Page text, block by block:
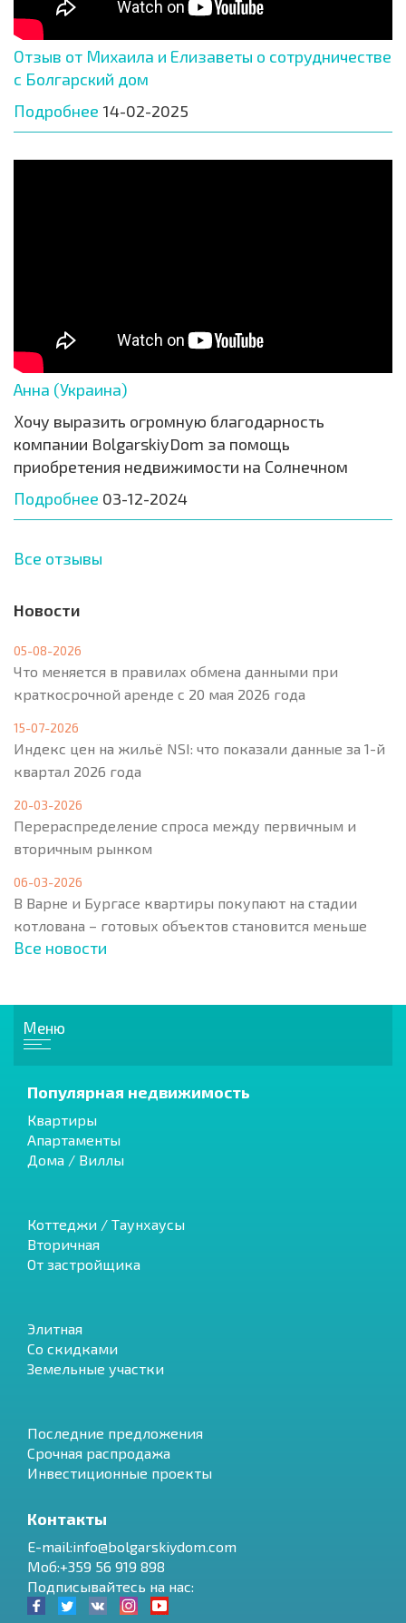
Отзыв от Михаила и Елизаветы о сотрудничестве
с Болгарский дом
Подробнее 14-02-2025
Анна (Украина)
Хочу выразить огромную благодарность
компании BolgarskiyDom за помощь
приобретения недвижимости на Солнечном
Подробнее 03-12-2024
Все отзывы
Новости
05-08-2026
Что меняется в правилах обмена данными при
краткосрочной аренде с 20 мая 2026 года
15-07-2026
Индекс цен на жильё NSI: что показали данные за 1-й
квартал 2026 года
20-03-2026
Перераспределение спроса между первичным и
вторичным рынком
06-03-2026
В Варне и Бургасе квартиры покупают на стадии
котлована – готовых объектов становится меньше
Все новости
Меню
Популярная недвижимость
Квартиры
Апартаменты
Дома / Виллы
Коттеджи / Таунхаусы
Вторичная
От застройщика
Элитная
Со скидками
Земельные участки
Последние предложения
Срочная распродажа
Инвестиционные проекты
Контакты
E-mail:info@bolgarskiydom.com
Моб:+359 56 919 898
Подписывайтесь на нас: